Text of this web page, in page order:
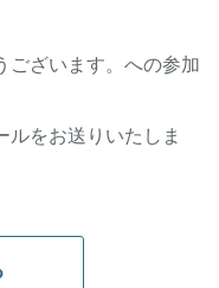
ございます。への参加
ルをお送りいたしま